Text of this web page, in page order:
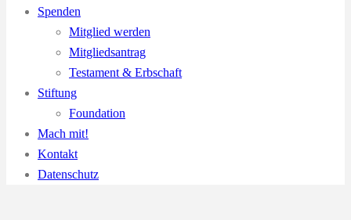
Spenden
Mitglied werden
Mitgliedsantrag
Testament & Erbschaft
Stiftung
Foundation
Mach mit!
Kontakt
Datenschutz